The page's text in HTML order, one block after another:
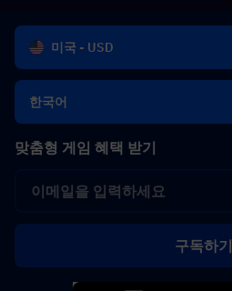
미국 - USD
한국어
맞춤형 게임 혜택 받기
구독하기